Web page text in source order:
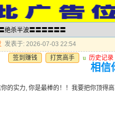
绝杀半波〓〓〓〓〓〓
发表于: 2026-07-03 22:54
签到赚钱
打赏高手 u 历史记录
相信
的实力, 你是最棒的！！我要把你顶得